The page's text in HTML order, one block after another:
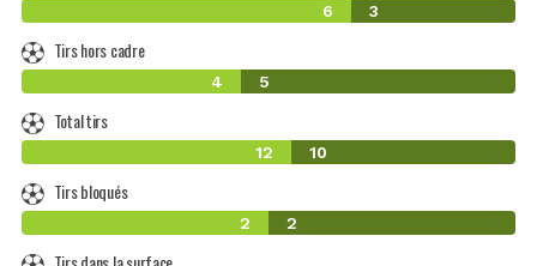
6 3
Tirs hors cadre
4 5
Total tirs
12 10
Tirs bloqués
2 2